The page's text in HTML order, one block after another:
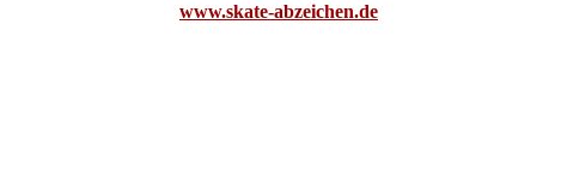
www.skate-abzeichen.de